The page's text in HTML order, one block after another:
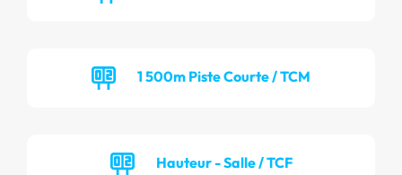
1 500m Piste Courte / TCM
Hauteur - Salle / TCF